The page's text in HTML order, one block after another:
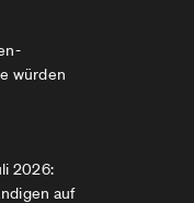
würden
2026:
auf